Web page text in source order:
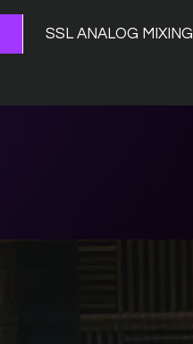
SSL ANALOG MIXING